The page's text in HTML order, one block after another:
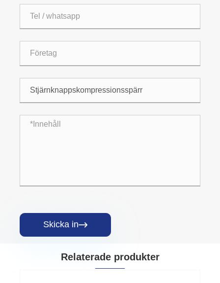
Skicka in
Relaterade produkter